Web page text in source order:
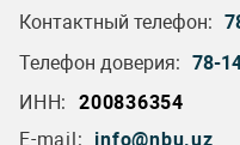
Контактный телефон:
Телефон доверия: 78-
ИНН:
200836354
E-mail:
info@nbu.uz